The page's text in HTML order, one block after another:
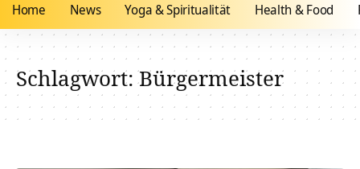
Home News Yoga & Spiritualität Health & Food
Schlagwort:Bürgermeister